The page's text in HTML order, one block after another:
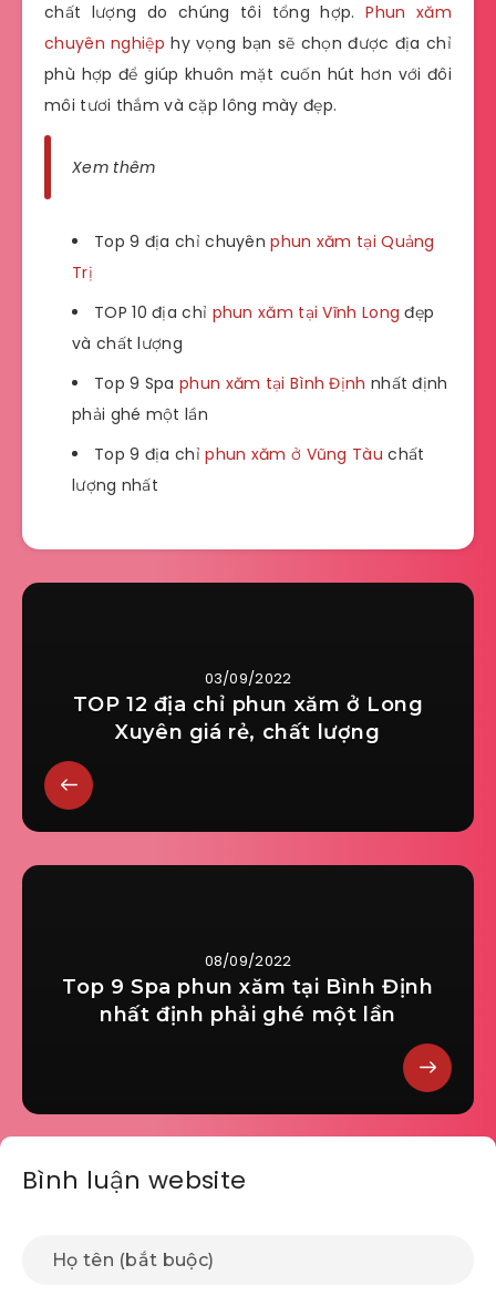
chất lượng do chúng tôi tổng hợp.Phun xăm
chuyên nghiệp hy vọng bạn sẽ chọn được địa chỉ
phù hợp để giúp khuôn mặt cuốn hút hơn với đôi
môi tươi thắm và cặp lông mày đẹp.
Xem thêm
Top 9 địa chỉ chuyênphun xăm tại Quảng
Trị
TOP 10 địa chỉ phun xăm tại Vĩnh Long đẹp
và chất lượng
Top 9 Spa phun xăm tại Bình Định nhất định
phải ghé một lần
Top 9 địa chỉphun xăm ở Vũng Tàu chất
lượng nhất
03/09/2022
TOP 12 địa chỉ phun xăm ở Long
Xuyên giá rẻ, chất lượng
08/09/2022
Top 9 Spa phun xăm tại Bình Định
nhất định phải ghé một lần
Bình luận website